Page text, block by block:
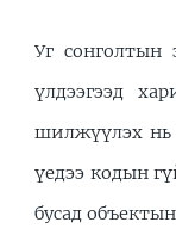
Уг сонголтын
үлдээгээд
шилжүүлэх нь
үедээ кодын
бусад